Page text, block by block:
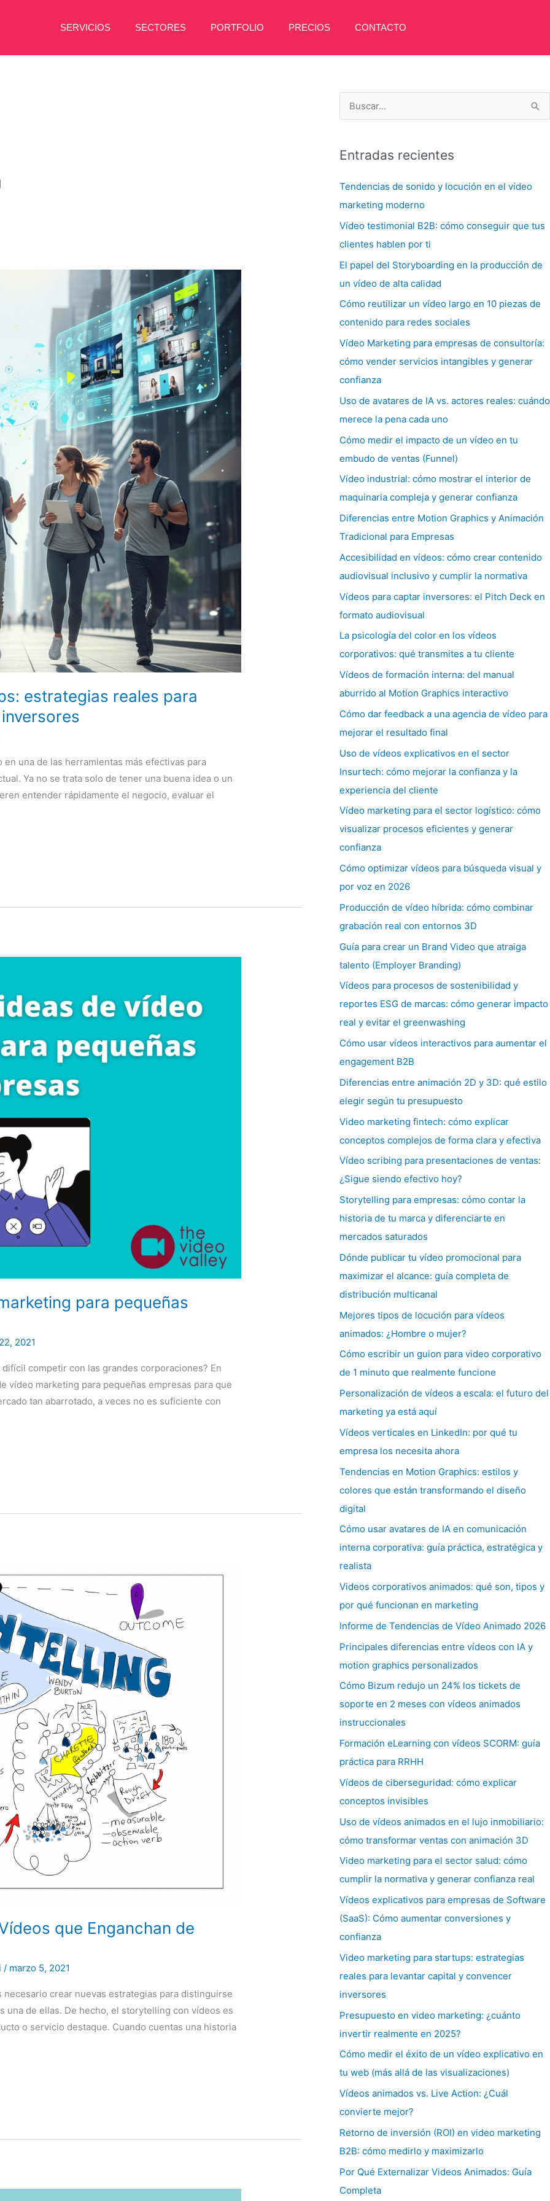
SERVICIOS SECTORES PORTFOLIO PRECIOS CONTACTO
estrategias reales para
una de las herramientas más efectivas para
Ya no se trata solo de tener una buena idea o un
entender rápidamente el negocio, evaluar el
para pequeñas
2021
competir con las grandes corporaciones? En
vídeo marketing para pequeñas empresas para que
tan abarrotado, a veces no es suficiente con
que Enganchan de
/ marzo 5, 2021
crear nuevas estrategias para distinguirse
de ellas. De hecho, el storytelling con vídeos es
o servicio destaque. Cuando cuentas una historia
c
a
r
Entradas recientes
Tendencias de sonido y locución en el vídeo
marketing moderno
Vídeo testimonial B2B: cómo conseguir que tus
clientes hablen por ti
El papel del Storyboarding en la producción de
un vídeo de alta calidad
Cómo reutilizar un vídeo largo en 10 piezas de
contenido para redes sociales
Vídeo Marketing para empresas de consultoría:
cómo vender servicios intangibles y generar
confianza
Uso de avatares de IA vs. actores reales: cuándo
merece la pena cada uno
Cómo medir el impacto de un vídeo en tu
embudo de ventas (Funnel)
Vídeo industrial: cómo mostrar el interior de
maquinaria compleja y generar confianza
Diferencias entre Motion Graphics y Animación
Tradicional para Empresas
Accesibilidad en vídeos: cómo crear contenido
audiovisual inclusivo y cumplir la normativa
Vídeos para captar inversores: el Pitch Deck en
formato audiovisual
La psicología del color en los vídeos
corporativos: qué transmites a tu cliente
Vídeos de formación interna: del manual
aburrido al Motion Graphics interactivo
Cómo dar feedback a una agencia de vídeo para
mejorar el resultado final
Uso de vídeos explicativos en el sector
Insurtech: cómo mejorar la confianza y la
experiencia del cliente
Vídeo marketing para el sector logístico: cómo
visualizar procesos eficientes y generar
confianza
Cómo optimizar vídeos para búsqueda visual y
por voz en 2026
Producción de vídeo híbrida: cómo combinar
grabación real con entornos 3D
Guía para crear un Brand Video que atraiga
talento (Employer Branding)
Vídeos para procesos de sostenibilidad y
reportes ESG de marcas: cómo generar impacto
real y evitar el greenwashing
Cómo usar vídeos interactivos para aumentar el
engagement B2B
Diferencias entre animación 2D y 3D: qué estilo
elegir según tu presupuesto
Video marketing fintech: cómo explicar
conceptos complejos de forma clara y efectiva
Vídeo scribing para presentaciones de ventas:
¿Sigue siendo efectivo hoy?
Storytelling para empresas: cómo contar la
historia de tu marca y diferenciarte en
mercados saturados
Dónde publicar tu vídeo promocional para
maximizar el alcance: guía completa de
distribución multicanal
Mejores tipos de locución para vídeos
animados: ¿Hombre o mujer?
Cómo escribir un guion para video corporativo
de 1 minuto que realmente funcione
Personalización de vídeos a escala: el futuro del
marketing ya está aquí
Vídeos verticales en LinkedIn: por qué tu
empresa los necesita ahora
Tendencias en Motion Graphics: estilos y
colores que están transformando el diseño
digital
Cómo usar avatares de IA en comunicación
interna corporativa: guía práctica, estratégica y
realista
Videos corporativos animados: qué son, tipos y
por qué funcionan en marketing
Informe de Tendencias de Vídeo Animado 2026
Principales diferencias entre vídeos con IA y
motion graphics personalizados
Cómo Bizum redujo un 24% los tickets de
soporte en 2 meses con vídeos animados
instruccionales
Formación eLearning con vídeos SCORM: guía
práctica para RRHH
Vídeos de ciberseguridad: cómo explicar
conceptos invisibles
Uso de vídeos animados en el lujo inmobiliario:
cómo transformar ventas con animación 3D
Video marketing para el sector salud: cómo
cumplir la normativa y generar confianza real
Vídeos explicativos para empresas de Software
(SaaS): Cómo aumentar conversiones y
confianza
Video marketing para startups: estrategias
reales para levantar capital y convencer
inversores
Presupuesto en video marketing: ¿cuánto
invertir realmente en 2025?
Cómo medir el éxito de un vídeo explicativo en
tu web (más allá de las visualizaciones)
Vídeos animados vs. Live Action: ¿Cuál
convierte mejor?
Retorno de inversión (ROI) en video marketing
B2B: cómo medirlo y maximizarlo
Por Qué Externalizar Videos Animados: Guía
Completa